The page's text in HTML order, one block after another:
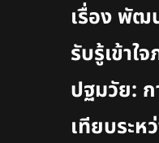
เรื่อง พัฒ
รับรู้เข้าใ
ปฐมวัย:
เทียบระห